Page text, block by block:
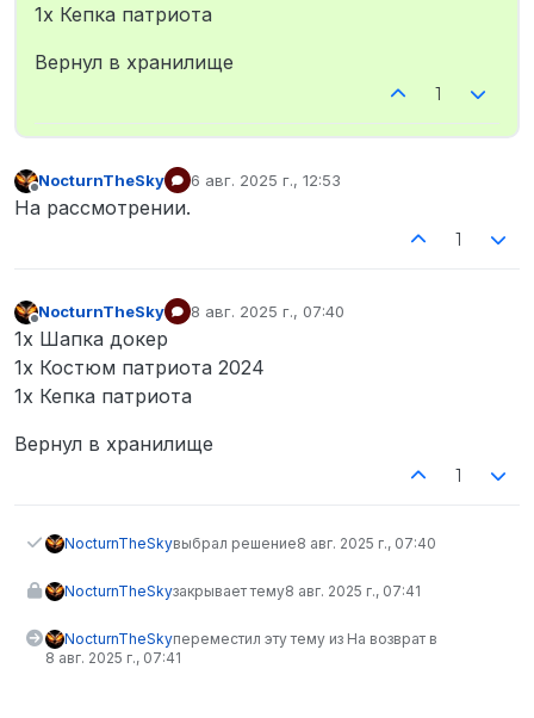
1x Кепка патриота
Вернул в хранилище
1
NocturnTheSky 6 авг. 2025 г., 12:53
отредактировано
На рассмотрении.
1
Не в сети
NocturnTheSky 8 авг. 2025 г., 07:40
отредактировано
1x Шапка докер
1х Костюм патриота 2024
1x Кепка патриота
Вернул в хранилище
1
NocturnTheSkyвыбрал решение8 авг. 2025 г., 07:40
NocturnTheSkyзакрывает тему8 авг. 2025 г., 07:41
NocturnTheSkyпереместил эту тему из На возврат в
8 авг. 2025 г., 07:41